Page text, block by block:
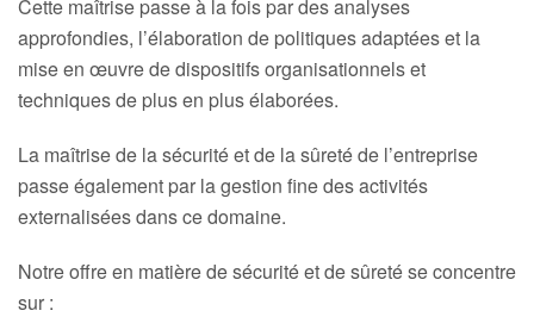
Cette maîtrise passe à la fois par des analyses
approfondies, l’élaboration de politiques adaptées et la
mise en œuvre de dispositifs organisationnels et
techniques de plus en plus élaborées.
La maîtrise de la sécurité et de la sûreté de l’entreprise
passe également par la gestion fine des activités
externalisées dans ce domaine.
Notre offre en matière de sécurité et de sûreté se concentre
sur :